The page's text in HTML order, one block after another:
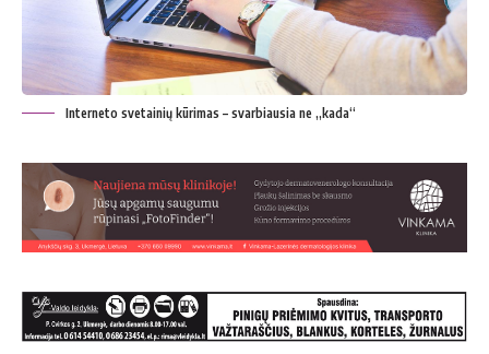
Interneto svetainių kūrimas – svarbiausia ne „kada“